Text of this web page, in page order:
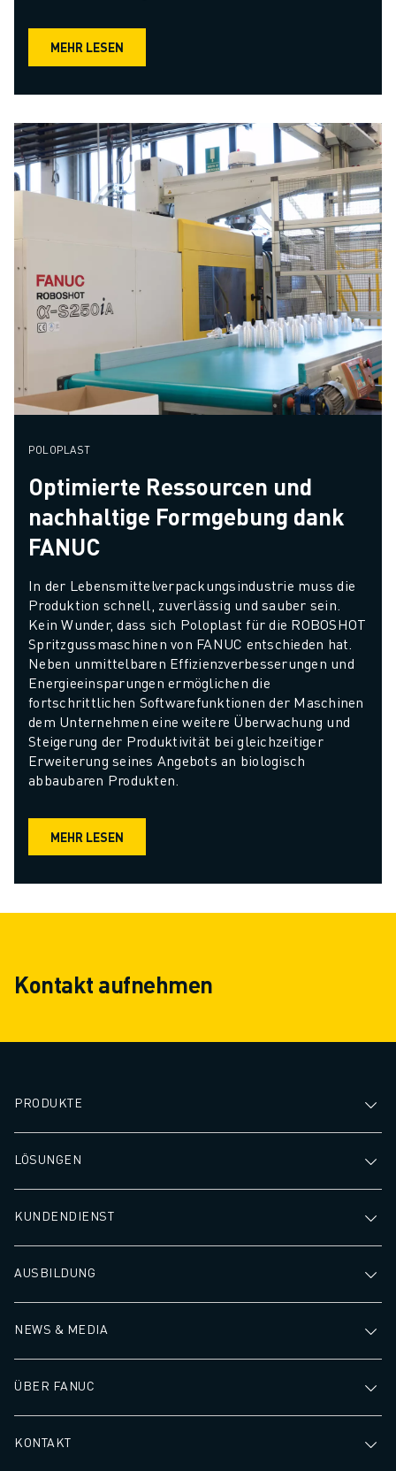
MEHR LESEN
POLOPLAST
Optimierte Ressourcen und
nachhaltige Formgebung dank
FANUC
In der Lebensmittelverpackungsindustrie muss die
Produktion schnell, zuverlässig und sauber sein.
Kein Wunder, dass sich Poloplast für die ROBOSHOT
Spritzgussmaschinen von FANUC entschieden hat.
Neben unmittelbaren Effizienzverbesserungen und
Energieeinsparungen ermöglichen die
fortschrittlichen Softwarefunktionen der Maschinen
dem Unternehmen eine weitere Überwachung und
Steigerung der Produktivität bei gleichzeitiger
Erweiterung seines Angebots an biologisch
abbaubaren Produkten.
MEHR LESEN
Kontakt aufnehmen
PRODUKTE
LÖSUNGEN
KUNDENDIENST
AUSBILDUNG
NEWS & MEDIA
ÜBER FANUC
KONTAKT